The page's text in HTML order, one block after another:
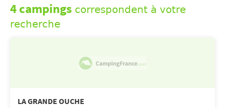
4 campings correspondent à votre
recherche
LA GRANDE OUCHE